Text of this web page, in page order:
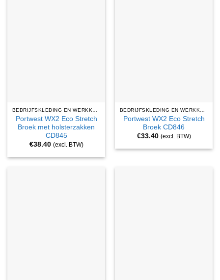
Portwest WX2 Eco Stretch
Broek met holsterzakken
CD845
€38.40 (excl. BTW)
Portwest WX2 Eco Stretch
Broek CD846
€33.40 (excl. BTW)